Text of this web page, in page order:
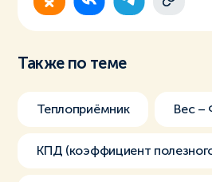
Также по теме
Теплоприёмник Вес –
КПД (коэффициент